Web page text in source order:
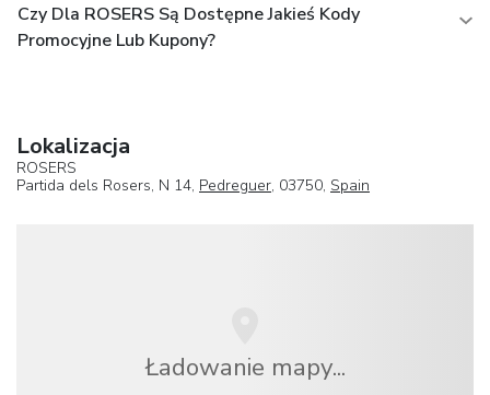
Czy Dla ROSERS Są Dostępne Jakieś Kody
Promocyjne Lub Kupony?
Lokalizacja
ROSERS
Partida dels Rosers, N 14, Pedreguer, 03750, Spain
Ładowanie mapy...